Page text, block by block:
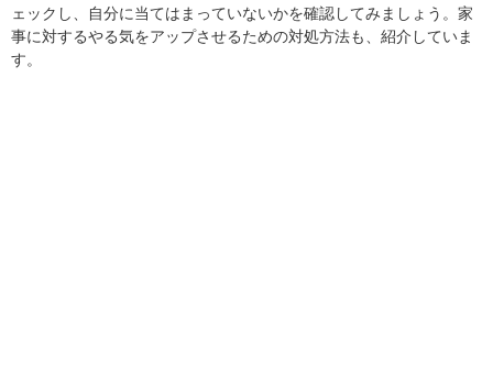
ェックし、自分に当てはまっていないかを確認してみましょう。家
事に対するやる気をアップさせるための対処方法も、紹介していま
す。